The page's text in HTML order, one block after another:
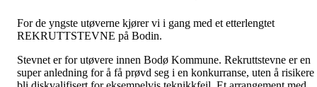
For de yngste utøverne kjører vi i gang med et etterlengtet
REKRUTTSTEVNE på Bodin.
Stevnet er for utøvere innen Bodø Kommune. Rekruttstevne er en
super anledning for å få prøvd seg i en konkurranse, uten å risikere